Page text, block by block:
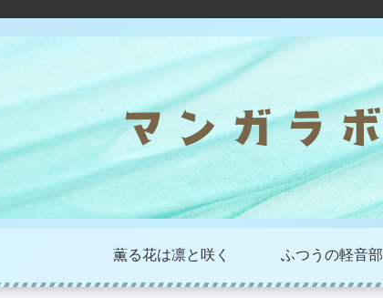
薫る花は凛と咲く ふつうの軽音部